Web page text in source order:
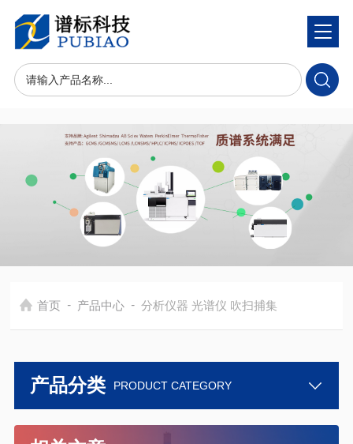
首页 - 产品中心 - 分析仪器 光谱仪 吹扫捕集
产品分类 PRODUCT CATEGORY